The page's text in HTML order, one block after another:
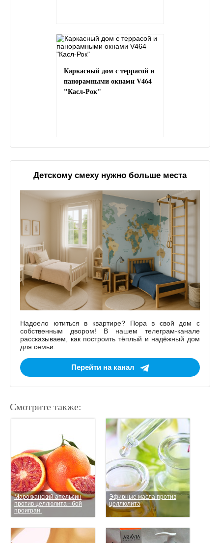
Каркасный дом с террасой и
панорамными окнами V464
"Касл-Рок"
Детскому смеху нужно больше места
Надоело ютиться в квартире? Пора в свой дом с
собственным двором! В нашем телеграм-канале
рассказываем, как построить тёплый и надёжный дом
для семьи.
Перейти на канал
Смотрите также:
Марокканский апельсин
против целлюлита - бой
проигран.
Эфирные масла против
целлюлита